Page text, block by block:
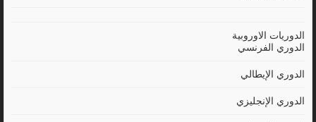
الدوريات الاوروبية
الدوري الفرنسي
الدوري الإيطالي
الدوري الإنجليزي